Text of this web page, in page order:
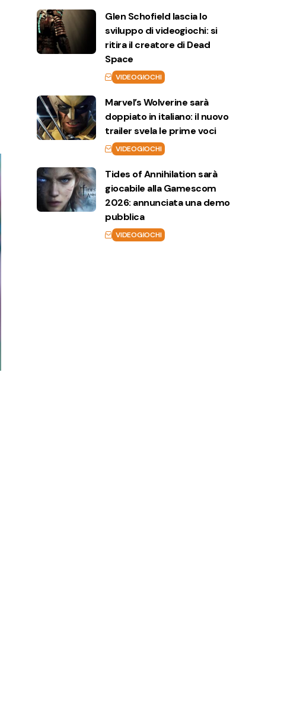
Glen Schofield lascia lo
sviluppo di videogiochi: si
ritira il creatore di Dead
Space
VIDEOGIOCHI
Marvel’s Wolverine sarà
doppiato in italiano: il nuovo
trailer svela le prime voci
VIDEOGIOCHI
Tides of Annihilation sarà
giocabile alla Gamescom
2026: annunciata una demo
pubblica
VIDEOGIOCHI